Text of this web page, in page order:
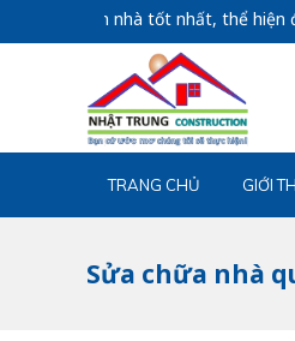
căn nhà tốt nhất, thể hiện đúng
TRANG CHỦ GIỚI
Sửa chữa nhà